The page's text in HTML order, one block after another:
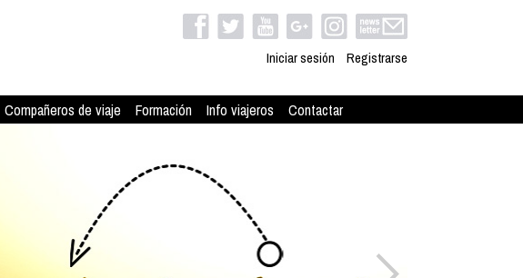
Iniciar sesión Registrarse
Compañeros de viaje Formación Info viajeros Contactar